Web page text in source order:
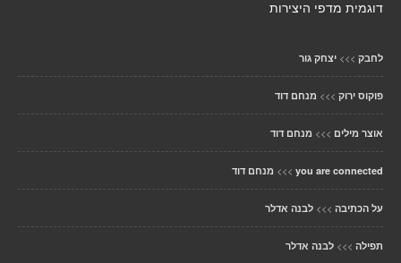
דוגמית מדפי היצירות
לחבק >>> יצחק גור
פוקוס ירוק >>> מנחם דוד
אוצר מילים >>> מנחם דוד
you are connected
>>> מנחם דוד
על הכתיבה >>> לבנה אדלר
תפילה >>> לבנה אדלר